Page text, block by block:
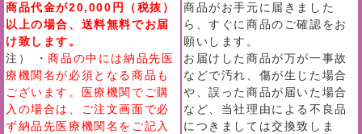
商品代金が20,000円（税抜）
以上の場合、送料無料でお届
け致します。
注） ・商品の中には納品先医
療機関名が必須となる商品も
ございます。医療機関でご購
入の場合は、ご注文画面で必
ず納品先医療機関名をご記入
商品がお手元に届きました
ら、すぐに商品のご確認をお
願いします。
お届けした商品が万が一事故
などで汚れ、傷が生じた場合
や、誤った商品が届いた場合
など、当社理由による不良品
につきましては交換致しま